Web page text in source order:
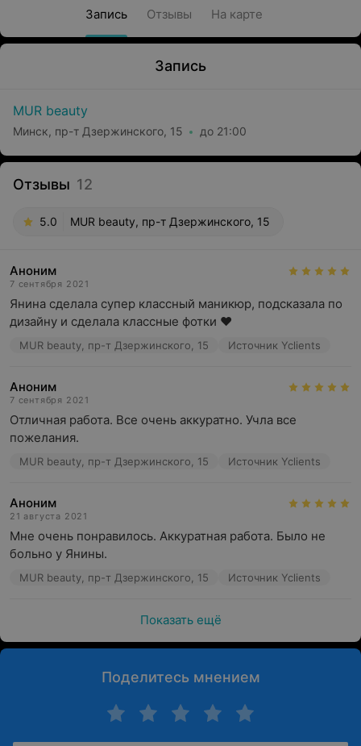
Запись Отзывы На карте
Запись
MUR beauty
Минск, пр-т Дзержинского, 15 до 21:00
Отзывы 12
5.0 MUR beauty, пр-т Дзержинского, 15
Аноним
7 сентября 2021
Янина сделала супер классный маникюр, подсказала по
дизайну и сделала классные фотки ❤️
MUR beauty, пр-т Дзержинского, 15 Источник Yclients
Аноним
7 сентября 2021
Отличная работа. Все очень аккуратно. Учла все
пожелания.
MUR beauty, пр-т Дзержинского, 15 Источник Yclients
Аноним
21 августа 2021
Мне очень понравилось. Аккуратная работа. Было не
больно у Янины.
MUR beauty, пр-т Дзержинского, 15 Источник Yclients
Показать ещё
Поделитесь мнением